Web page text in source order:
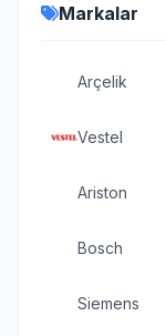
Markalar
Arçelik
Vestel
Ariston
Bosch
Siemens